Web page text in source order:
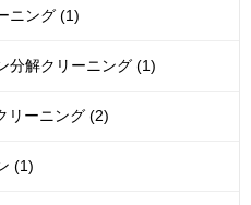
ニング (1)
分解クリーニング (1)
リーニング (2)
(1)